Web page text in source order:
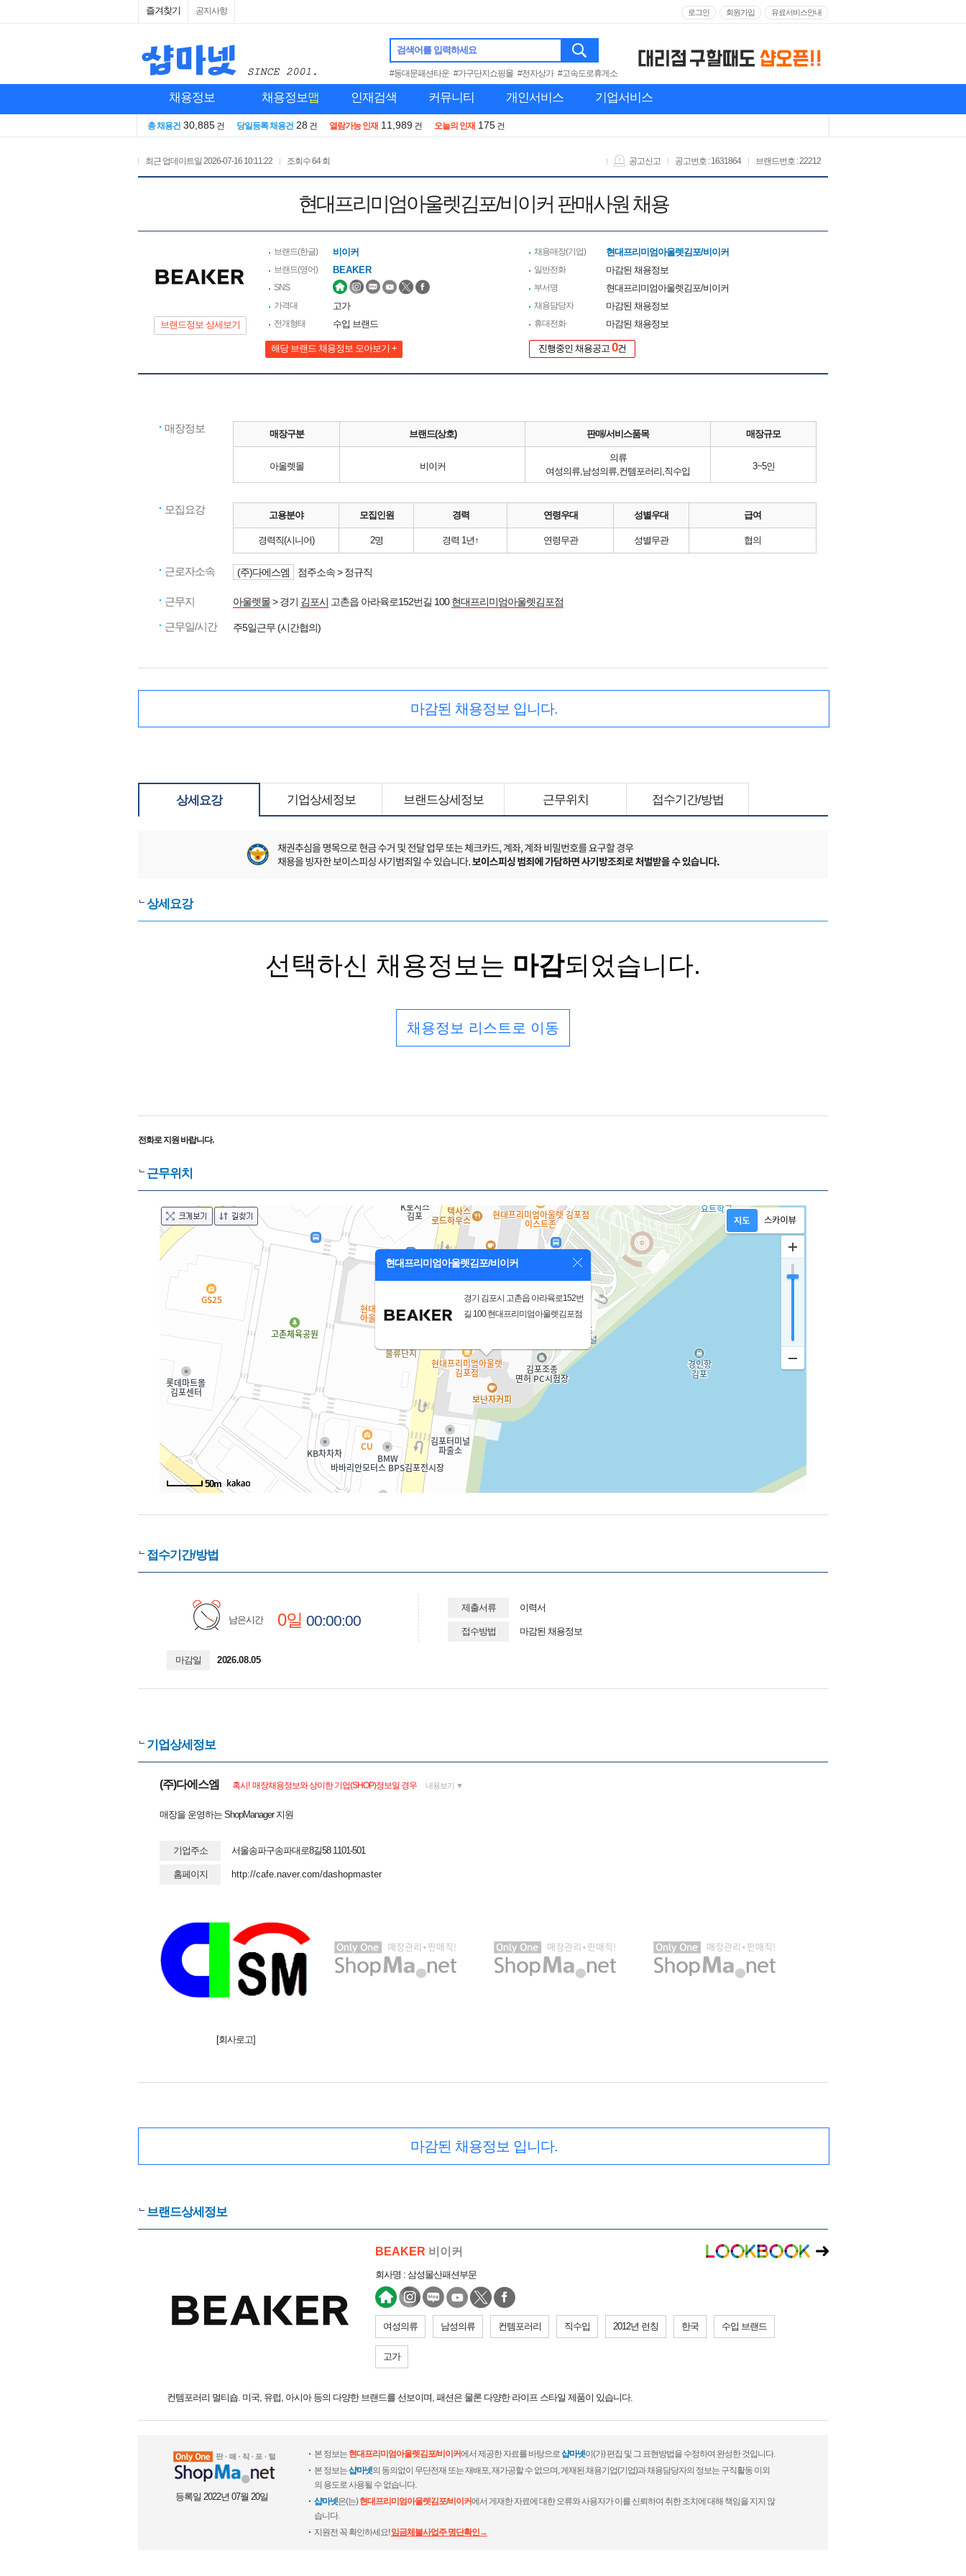
즐겨찾기 공지사항 로그인 회원가입 유료서비스안내
검색어를 입력하세요
#동대문패션타운 #가구단지쇼핑몰 #전자상가 #고속도로휴게소
채용정보 채용정보맵 인재검색 커뮤니티 개인서비스 기업서비스
총 채용건 30,885 건 당일등록 채용건 28 건 열람가능 인재 11,989 건 오늘의 인재 175 건
최근 업데이트일 2026-07-16 10:11:22 조회수64 회 브랜드번호 : 22212
공고번호 : 1631864
공고신고
현대프리미엄아울렛김포/비이커 판매사원 채용
브랜드정보 상세보기
브랜드(한글) 비이커
브랜드(영어) BEAKER
SNS
가격대
고가
전개형태 수입 브랜드
해당 브랜드 채용정보 모아보기 +
채용매장(기업) 현대프리미엄아울렛김포/비이커
일반전화 마감된 채용정보
부서명 현대프리미엄아울렛김포/비이커
채용담당자 마감된 채용정보
휴대전화 마감된 채용정보
진행중인 채용공고 0건
매장정보 매장구분 브랜드(상호) 판매/서비스품목 매장규모
아울렛몰 비이커
의류
여성의류,남성의류,컨템포러리,직수입
3~5인
모집요강 고용분야 모집인원 경력 연령우대 성별우대 급여
경력직(시니어) 2명 경력 1년↑ 연령무관 성별무관 협의
근로자소속 (주)다에스엠 점주소속 > 정규직
근무지 아울렛몰> 경기 김포시 고촌읍 아라육로152번길 100현대프리미엄아울렛김포점
근무일/시간 주5일근무 (시간협의)
마감된 채용정보 입니다.
상세요강 기업상세정보 브랜드상세정보 근무위치 접수기간/방법
상세요강
선택하신 채용정보는 마감되었습니다.
채용정보 리스트로 이동
전화로 지원 바랍니다.
근무위치
현대프리미엄아울렛김포/비이커
경기 김포시 고촌읍 아라육로152번
길 100 현대프리미엄아울렛김포점
50m
접수기간/방법
남은시간 0일 00:00:00
마감일 2026.08.05
제출서류 이력서
접수방법 마감된 채용정보
기업상세정보
(주)다에스엠 혹시! 매장채용정보와 상이한 기업(SHOP)정보일 경우 내용보기 ▼
매장을 운영하는 ShopManager 지원
기업주소 서울송파구송파대로8길58 1101-501
홈페이지 http://cafe.naver.com/dashopmaster
[회사로고]
마감된 채용정보 입니다.
브랜드상세정보
BEAKER 비이커
회사명 : 삼성물산패션부문
여성의류 남성의류 컨템포러리 직수입 2012년 런칭 한국 수입 브랜드
고가
컨템포러리 멀티숍. 미국, 유럽, 아시아 등의 다양한 브랜드를 선보이며, 패션은 물론 다양한 라이프 스타일 제품이 있습니다.
등록일 2022년 07월 20일
본 정보는 현대프리미엄아울렛김포/비이커에서 제공한 자료를 바탕으로샵마넷이(가) 편집 및 그 표현방법을 수정하여 완성한 것입니다.
본 정보는샵마넷의 동의없이 무단전재 또는 재배포, 재가공할 수 없으며, 게재된 채용기업(기업)과 채용담당자의 정보는 구직활동 이외
의 용도로 사용될 수 없습니다.
샵마넷은(는)현대프리미엄아울렛김포/비이커에서 게재한 자료에 대한 오류와 사용자가 이를 신뢰하여 취한 조치에 대해 책임을 지지 않
습니다.
지원전 꼭 확인하세요!임금체불사업주 명단확인→